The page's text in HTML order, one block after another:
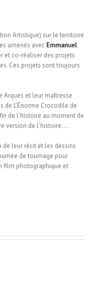
Artistique) sur le territoire
amenés avec Emmanuel
et co-réaliser des projets
Ces projets sont toujours
Arques et leur maîtresse
de L’Énorme Crocodile de
de l’histoire au moment de
version de l’histoire….
leur récit et les dessins
de tournage pour
film photographique et